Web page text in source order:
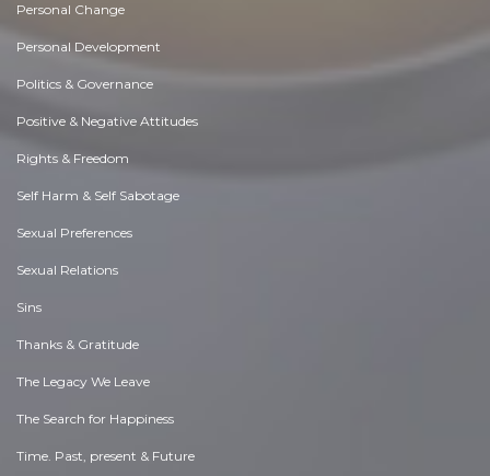
Personal Change
Personal Development
Politics & Governance
Positive & Negative Attitudes
Rights & Freedom
Self Harm & Self Sabotage
Sexual Preferences
Sexual Relations
Sins
Thanks & Gratitude
The Legacy We Leave
The Search for Happiness
Time. Past, present & Future